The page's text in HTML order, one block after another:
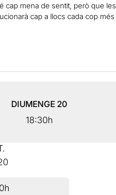
cap mena de sentit, però que les
cap a llocs cada cop més
DIUMENGE 20
18:30h